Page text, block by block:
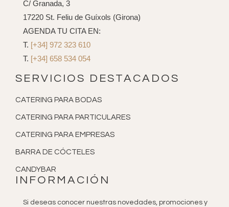
C/ Granada, 3
17220 St. Feliu de Guíxols (Girona)
AGENDA TU CITA EN:
T. [+34] 972 323 610
T. [+34] 658 534 054
SERVICIOS DESTACADOS
CATERING PARA BODAS
CATERING PARA PARTICULARES
CATERING PARA EMPRESAS
BARRA DE CÓCTELES
CANDYBAR
INFORMACIÓN
Si deseas conocer nuestras novedades, promociones y